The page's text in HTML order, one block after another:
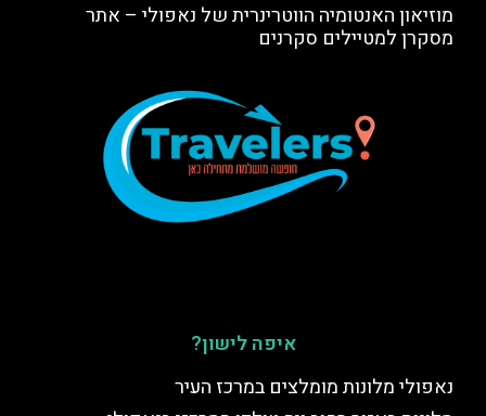
מוזיאון האנטומיה הווטרינרית של נאפולי – אתר
מסקרן למטיילים סקרנים
איפה לישון?
נאפולי מלונות מומלצים במרכז העיר